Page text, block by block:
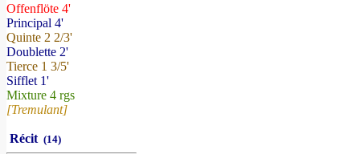
Offenflöte 4'
Principal 4'
Quinte 2 2/3'
Doublette 2'
Tierce 1 3/5'
Sifflet 1'
Mixture 4 rgs
[Tremulant]
Récit (14)